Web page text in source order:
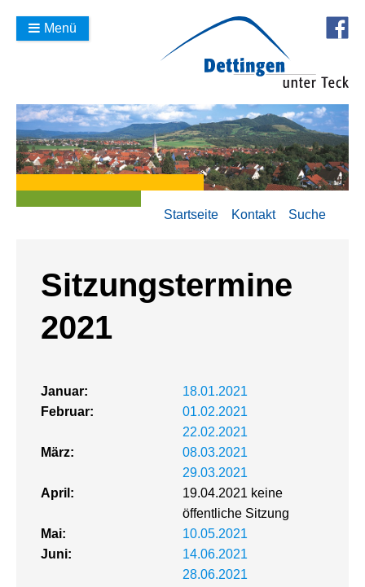
Menü
Startseite Kontakt Suche
Sitzungstermine
2021
Januar:
18.01.2021
Februar:
01.02.2021
22.02.2021
März:
08.03.2021
29.03.2021
April:
19.04.2021 keine
öffentliche Sitzung
Mai:
10.05.2021
Juni:
14.06.2021
28.06.2021